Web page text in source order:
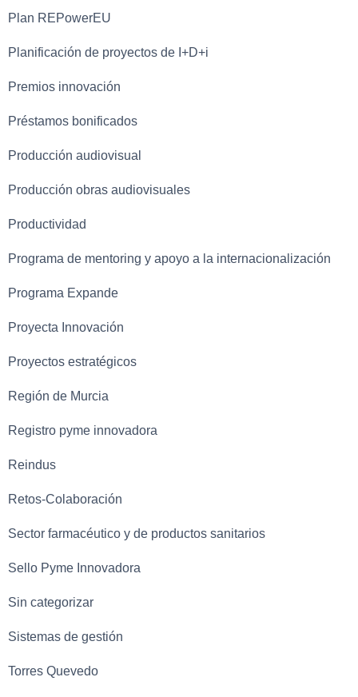
Plan REPowerEU
Planificación de proyectos de I+D+i
Premios innovación
Préstamos bonificados
Producción audiovisual
Producción obras audiovisuales
Productividad
Programa de mentoring y apoyo a la internacionalización
Programa Expande
Proyecta Innovación
Proyectos estratégicos
Región de Murcia
Registro pyme innovadora
Reindus
Retos-Colaboración
Sector farmacéutico y de productos sanitarios
Sello Pyme Innovadora
Sin categorizar
Sistemas de gestión
Torres Quevedo